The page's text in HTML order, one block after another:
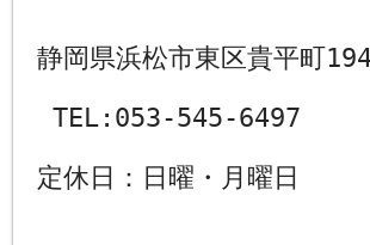
静岡県浜松市東区貴平町
TEL:053-545-6497
定休日：日曜・月曜日